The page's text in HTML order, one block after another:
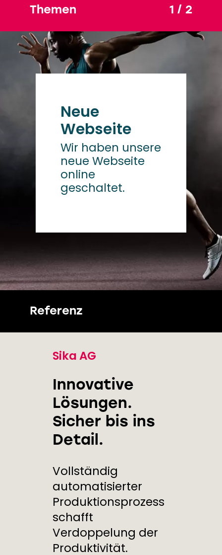
Themen 1 / 2
Neue
Webseite
Wir haben unsere
neue Webseite
online
geschaltet.
Referenz
Sika AG
Innovative
Lösungen.
Sicher bis ins
Detail.
Vollständig
automatisierter
Produktionsprozess
schafft
Verdoppelung der
Produktivität.